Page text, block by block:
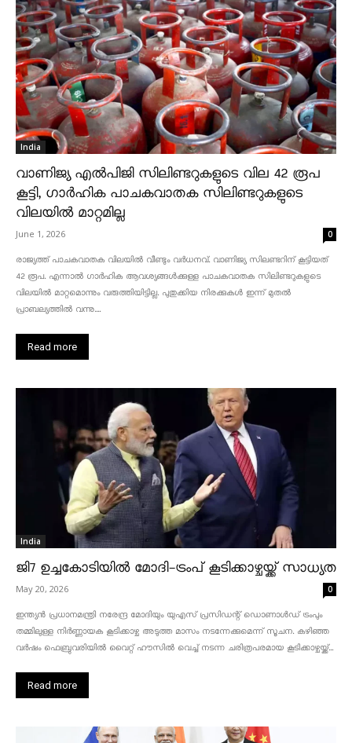
India
വാണിജ്യ എൽപിജി സിലിണ്ടറുകളുടെ വില 42 രൂപ
കൂട്ടി, ഗാർഹിക പാചകവാതക സിലിണ്ടറുകളുടെ
വിലയിൽ മാറ്റമില്ല
June 1, 2026 0
രാജ്യത്ത് പാചകവാതക വിലയിൽ വീണ്ടും വർധനവ്. വാണിജ്യ സിലണ്ടറിന് കൂട്ടിയത്
42 രൂപ. എന്നാൽ ഗാർഹിക ആവശ്യങ്ങൾക്കുള്ള പാചകവാതക സിലിണ്ടറുകളുടെ
വിലയിൽ മാറ്റമൊന്നും വരുത്തിയിട്ടില്ല. പുതുക്കിയ നിരക്കുകൾ ഇന്ന് മുതൽ
പ്രാബല്യത്തിൽ വന്നു....
Read more
India
ജി7 ഉച്ചകോടിയിൽ മോദി-ട്രംപ് കൂടിക്കാഴ്ചയ്ക്ക് സാധ്യത
May 20, 2026 0
ഇന്ത്യൻ പ്രധാനമന്ത്രി നരേന്ദ്ര മോദിയും യുഎസ് പ്രസിഡന്റ് ഡൊണാൾഡ് ട്രംപും
തമ്മിലുള്ള നിർണ്ണായക കൂടിക്കാഴ്ച അടുത്ത മാസം നടന്നേക്കുമെന്ന് സൂചന. കഴിഞ്ഞ
വർഷം ഫെബ്രുവരിയിൽ വൈറ്റ് ഹൗസിൽ വെച്ച് നടന്ന ചരിത്രപരമായ കൂടിക്കാഴ്ചയ്ക്ക്...
Read more